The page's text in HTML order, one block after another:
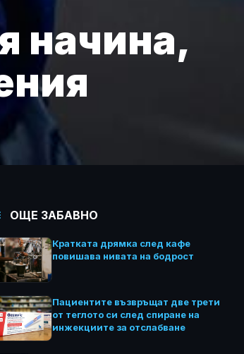
начина,
ОЩЕ ЗАБАВНО
Кратката дрямка след кафе
повишава нивата на бодрост
Пациентите възвръщат две трети
от теглото си след спиране на
инжекциите за отслабване